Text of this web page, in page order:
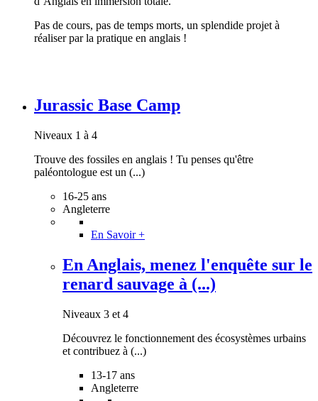
Pas de cours, pas de temps morts, un splendide projet à
réaliser par la pratique en anglais !
Jurassic Base Camp
Niveaux 1 à 4
Trouve des fossiles en anglais ! Tu penses qu'être
paléontologue est un (...)
16-25 ans
Angleterre
En Savoir +
En Anglais, menez l'enquête sur le
renard sauvage à (...)
Niveaux 3 et 4
Découvrez le fonctionnement des écosystèmes urbains
et contribuez à (...)
13-17 ans
Angleterre